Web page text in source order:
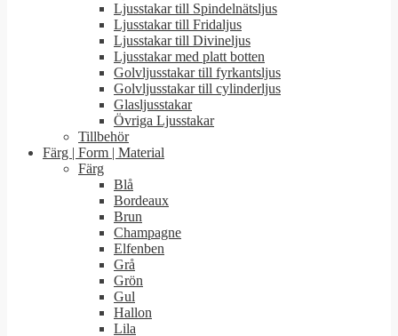
Ljusstakar till Spindelnätsljus
Ljusstakar till Fridaljus
Ljusstakar till Divineljus
Ljusstakar med platt botten
Golvljusstakar till fyrkantsljus
Golvljusstakar till cylinderljus
Glasljusstakar
Övriga Ljusstakar
Tillbehör
Färg | Form | Material
Färg
Blå
Bordeaux
Brun
Champagne
Elfenben
Grå
Grön
Gul
Hallon
Lila